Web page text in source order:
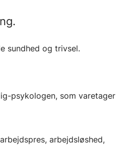
sundhed og trivsel.
psykologen, som varetager
arbejdsløshed,